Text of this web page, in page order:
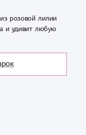
розовой лилии
и удивит любую